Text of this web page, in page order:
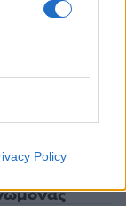
Policy
για
- Το παιδί
οδήγησε
μητέρα